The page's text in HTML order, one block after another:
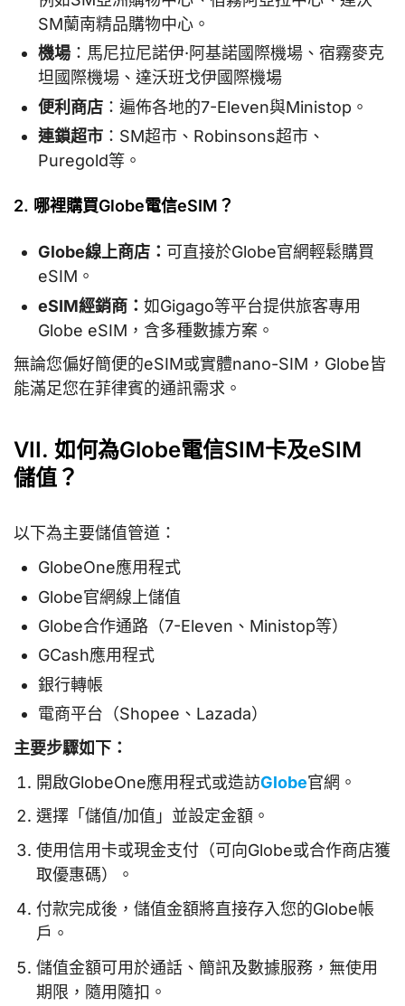
SM蘭南精品購物中心。
機場 ：馬尼拉尼諾伊·阿基諾國際機場、宿霧麥克
坦國際機場、達沃班戈伊國際機場
便利商店 ：遍佈各地的7-Eleven與Ministop。
連鎖超市 ：SM超市、Robinsons超市、
Puregold等。
2. 哪裡購買Globe電信eSIM？
Globe線上商店： 可直接於Globe官網輕鬆購買
eSIM。
eSIM經銷商： 如Gigago等平台提供旅客專用
Globe eSIM，含多種數據方案。
無論您偏好簡便的eSIM或實體nano-SIM，Globe皆
能滿足您在菲律賓的通訊需求。
VII. 如何為Globe電信SIM卡及eSIM
儲值？
以下為主要儲值管道：
GlobeOne應用程式
Globe官網線上儲值
Globe合作通路（7-Eleven、Ministop等）
GCash應用程式
銀行轉帳
電商平台（Shopee、Lazada）
主要步驟如下：
開啟GlobeOne應用程式或造訪Globe官網。
選擇「儲值/加值」並設定金額。
使用信用卡或現金支付（可向Globe或合作商店獲
取優惠碼）。
付款完成後，儲值金額將直接存入您的Globe帳
戶。
儲值金額可用於通話、簡訊及數據服務，無使用
期限，隨用隨扣。